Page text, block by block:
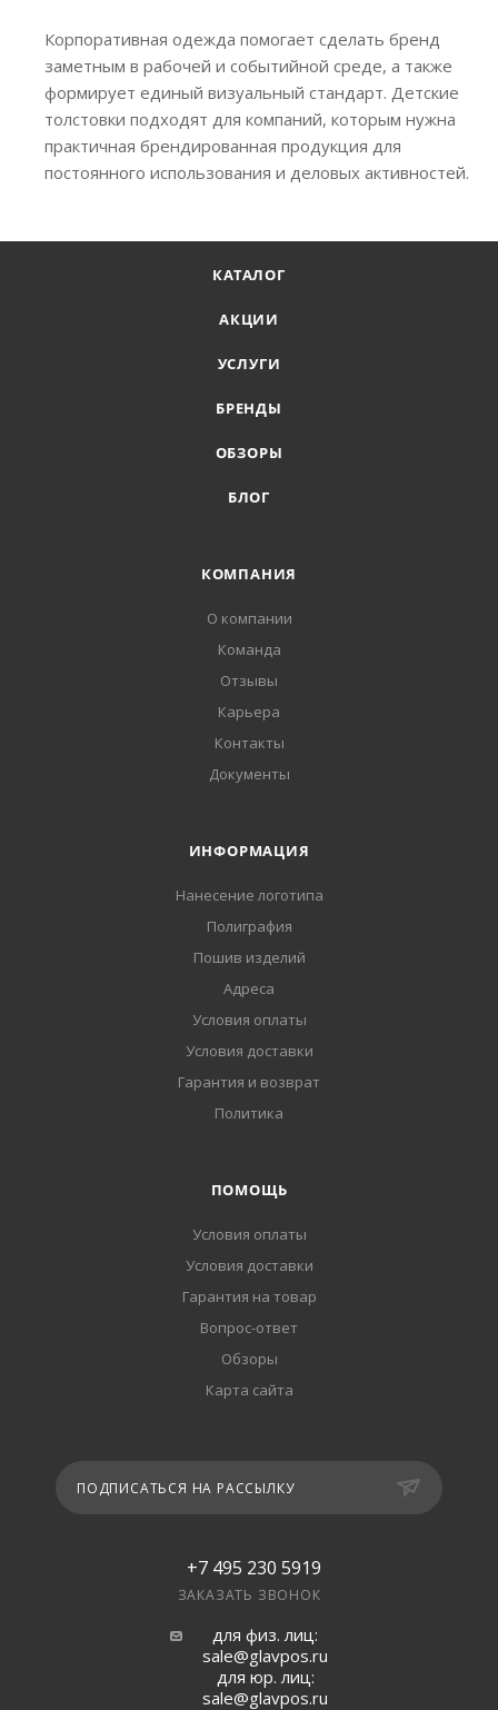
Корпоративная одежда помогает сделать бренд
заметным в рабочей и событийной среде, а также
формирует единый визуальный стандарт. Детские
толстовки подходят для компаний, которым нужна
практичная брендированная продукция для
постоянного использования и деловых активностей.
КАТАЛОГ
АКЦИИ
УСЛУГИ
БРЕНДЫ
ОБЗОРЫ
БЛОГ
КОМПАНИЯ
О компании
Команда
Отзывы
Карьера
Контакты
Документы
ИНФОРМАЦИЯ
Нанесение логотипа
Полиграфия
Пошив изделий
Адреса
Условия оплаты
Условия доставки
Гарантия и возврат
Политика
ПОМОЩЬ
Условия оплаты
Условия доставки
Гарантия на товар
Вопрос-ответ
Обзоры
Карта сайта
ПОДПИСАТЬСЯ НА РАССЫЛКУ
+7 495 230 5919
ЗАКАЗАТЬ ЗВОНОК
для физ. лиц:
sale@glavpos.ru
для юр. лиц:
sale@glavpos.ru